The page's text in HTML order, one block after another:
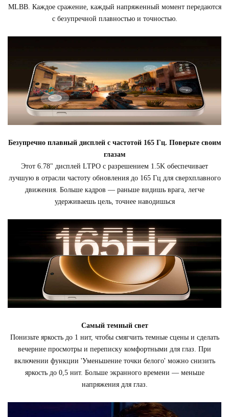
MLBB. Каждое сражение, каждый напряженный момент передаются
с безупречной плавностью и точностью.
Безупречно плавный дисплей с частотой 165 Гц. Поверьте своим
глазам
Этот 6.78" дисплей LTPO с разрешением 1.5K обеспечивает
лучшую в отрасли частоту обновления до 165 Гц для сверхплавного
движения. Больше кадров — раньше видишь врага, легче
удерживаешь цель, точнее наводишься
Самый темный свет
Понизьте яркость до 1 нит, чтобы смягчить темные сцены и сделать
вечерние просмотры и переписку комфортными для глаз. При
включении функции 'Уменьшение точки белого' можно снизить
яркость до 0,5 нит. Больше экранного времени — меньше
напряжения для глаз.